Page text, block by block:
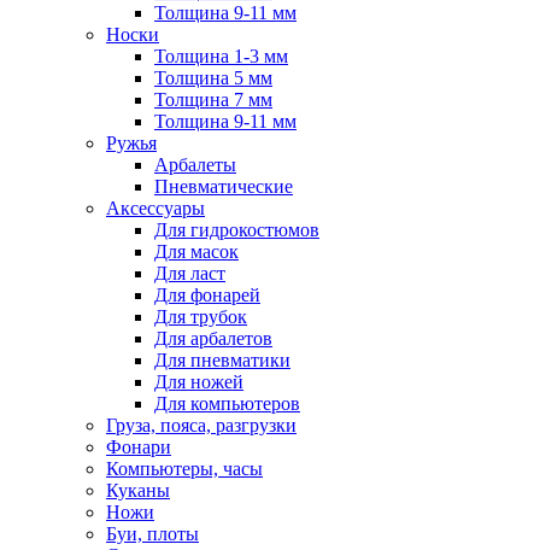
Толщина 9-11 мм
Носки
Толщина 1-3 мм
Толщина 5 мм
Толщина 7 мм
Толщина 9-11 мм
Ружья
Арбалеты
Пневматические
Аксессуары
Для гидрокостюмов
Для масок
Для ласт
Для фонарей
Для трубок
Для арбалетов
Для пневматики
Для ножей
Для компьютеров
Груза, пояса, разгрузки
Фонари
Компьютеры, часы
Куканы
Ножи
Буи, плоты